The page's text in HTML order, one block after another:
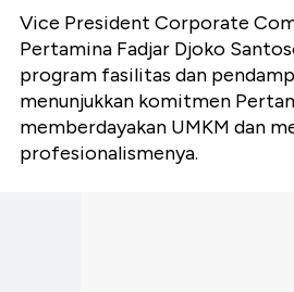
Vice President Corporate
Pertamina Fadjar Djoko
program fasilitas dan
menunjukkan komitmen
memberdayakan UMKM dan
profesionalismenya.